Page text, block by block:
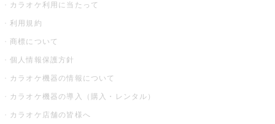
カラオケ利用に当たって
利用規約
商標について
個人情報保護方針
カラオケ機器の情報について
カラオケ機器の導入（購入・レンタル）
カラオケ店舗の皆様へ